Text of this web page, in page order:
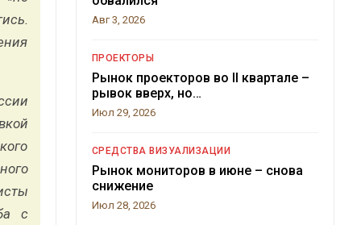
с
Авг 3, 2026
ПРОЕКТОРЫ
Рынок проекторов во II квартале –
рывок вверх, но…
Июл 29, 2026
СРЕДСТВА ВИЗУАЛИЗАЦИИ
Рынок мониторов в июне – снова
снижение
Июл 28, 2026